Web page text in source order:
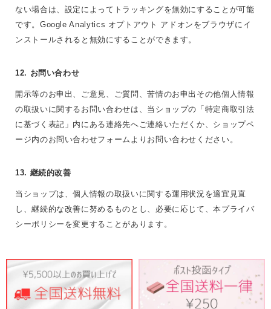
ない場合は、設定によってトラッキングを無効にすることが可能
です。Google Analytics オプトアウト アドオンをブラウザにイ
ンストールされると無効にすることができます。
12. お問い合わせ
開示等のお申出、ご意見、ご質問、苦情のお申出その他個人情報
の取扱いに関するお問い合わせは、当ショップの「特定商取引法
に基づく表記」内にある連絡先へご連絡いただくか、ショップペ
ージ内のお問い合わせフォームよりお問い合わせください。
13. 継続的改善
当ショップは、個人情報の取扱いに関する運用状況を適宜見直
し、継続的な改善に努めるものとし、必要に応じて、本プライバ
シーポリシーを変更することがあります。